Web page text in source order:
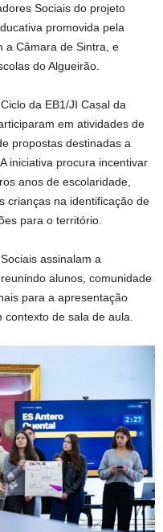
Sociais do projeto
promovida pela
a Câmara de Sintra, e
do Algueirão.
da EB1/JI Casal da
em atividades de
propostas destinadas a
iniciativa procura incentivar
anos de escolaridade,
crianças na identificação de
para o território.
assinalam a
alunos, comunidade
para a apresentação
de sala de aula.